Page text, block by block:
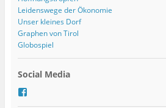
Leidenswege der Ökonomie
Unser kleines Dorf
Graphen von Tirol
Globospiel
Social Media